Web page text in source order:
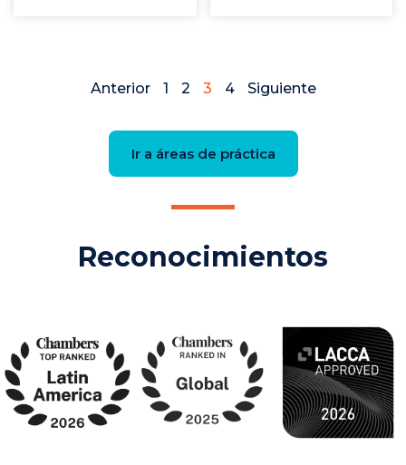
Anterior 1 2 3 4 Siguiente
Ir a áreas de práctica
Reconocimientos